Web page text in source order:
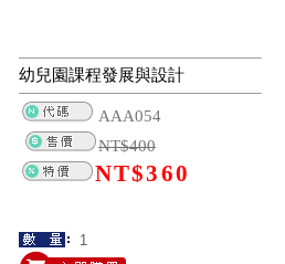
幼兒園課程發展與設計
AAA054
NT$400
NT$360